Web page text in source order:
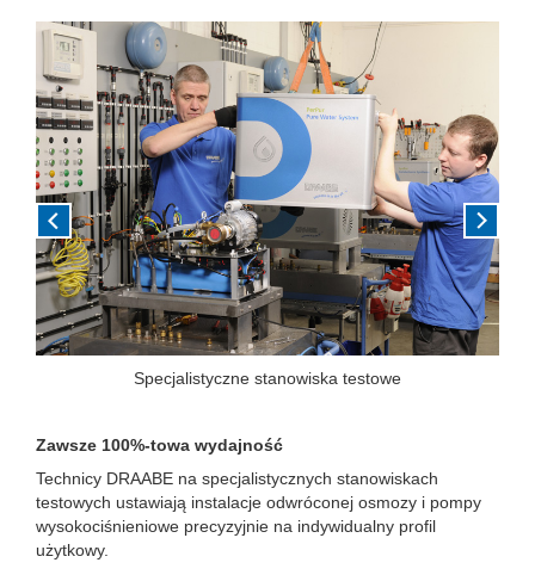
Specjalistyczne stanowiska testowe
Previous
Zawsze 100%-towa wydajność
Technicy DRAABE na specjalistycznych stanowiskach
testowych ustawiają instalacje odwróconej osmozy i pompy
wysokociśnieniowe precyzyjnie na indywidualny profil
użytkowy.